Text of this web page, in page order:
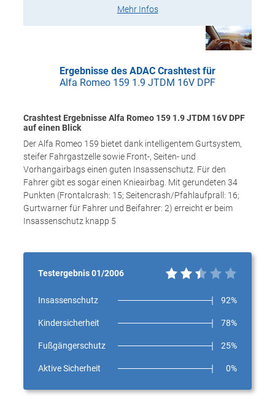
Mehr Infos
Ergebnisse des ADAC Crashtest für
Alfa Romeo 159 1.9 JTDM 16V DPF
Crashtest Ergebnisse Alfa Romeo 159 1.9 JTDM 16V DPF
auf einen Blick
Der Alfa Romeo 159 bietet dank intelligentem Gurtsystem,
steifer Fahrgastzelle sowie Front-, Seiten- und
Vorhangairbags einen guten Insassenschutz. Für den
Fahrer gibt es sogar einen Knieairbag. Mit gerundeten 34
Punkten (Frontalcrash: 15; Seitencrash/Pfahlaufprall: 16;
Gurtwarner für Fahrer und Beifahrer: 2) erreicht er beim
Insassenschutz knapp 5
Testergebnis 01/2006
Insassenschutz 92%
Kindersicherheit 78%
Fußgängerschutz 25%
Aktive Sicherheit 0%